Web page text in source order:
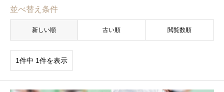
並べ替え条件
新しい順 古い順 閲覧数順
1件中 1件を表示